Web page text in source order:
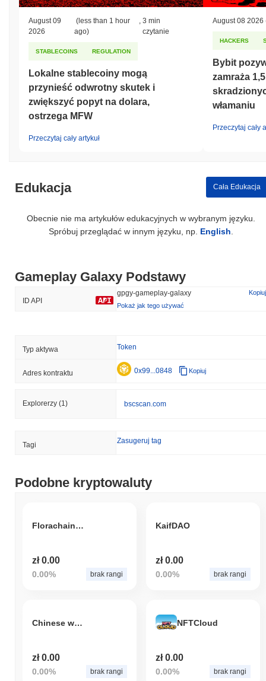
August 09
2026
(less than 1 hour
ago)
,3 min
czytanie
STABLECOINS REGULATION
Lokalne stablecoiny mogą
przynieść odwrotny skutek i
zwiększyć popyt na dolara,
ostrzega MFW
Przeczytaj cały artykuł
August 08 2026
HACKERS
Bybit
zamraża
włamaniu
Przeczytaj cały
Edukacja Cała Edukacja
Obecnie nie ma artykułów edukacyjnych w wybranym języku.
Spróbuj przeglądać w innym języku, np. English
Gameplay Galaxy Podstawy
ID API
gpgy-gameplay-galaxy
Kopiuj
Pokaż jak tego używać
Typ aktywa Token
Adres kontraktu 0x99...0848 Kopiuj
Explorerzy (1) bscscan.com
Tagi Zasugeruj tag
Podobne kryptowaluty
Florachain Token
zł 0.00
0.00% brak rangi
KaifDAO
zł 0.00
0.00% brak rangi
Chinese weather balloon
zł 0.00
0.00% brak rangi
NFTCloud
zł 0.00
0.00% brak rangi